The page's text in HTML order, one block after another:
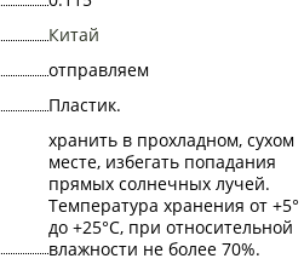
Китай
отправляем
Пластик.
хранить в прохладном, сухом
месте, избегать попадания
прямых солнечных лучей.
Температура хранения от
до +25°C, при относительной
влажности не более 70%.